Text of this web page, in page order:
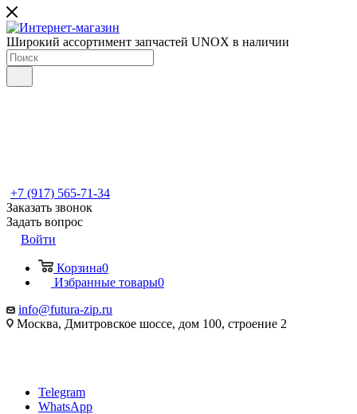
Широкий ассортимент запчастей UNOX в наличии
+7 (917) 565-71-34
Заказать звонок
Задать вопрос
Войти
Корзина0
Избранные товары0
info@futura-zip.ru
Москва, Дмитровское шоссе, дом 100, строение 2
Telegram
WhatsApp